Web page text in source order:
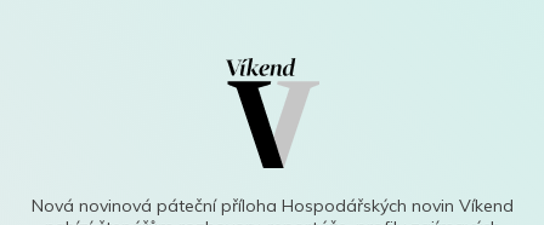
Nová novinová páteční příloha Hospodářských novin Víkend